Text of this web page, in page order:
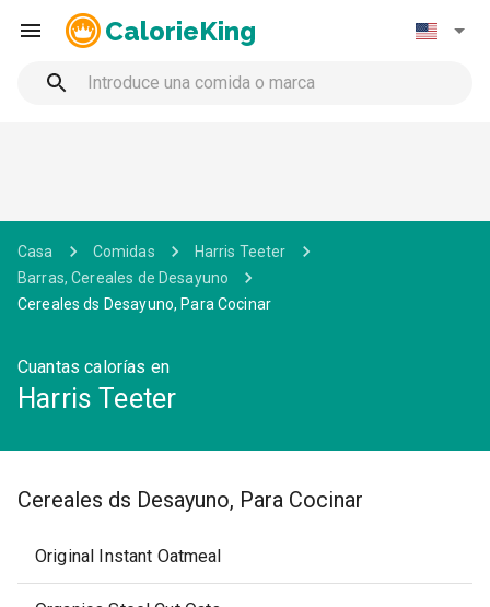
CalorieKing
Casa Comidas
Harris Teeter
Barras, Cereales de Desayuno
Cereales ds Desayuno, Para Cocinar
Cuantas calorías en
Harris Teeter
Cereales ds Desayuno, Para Cocinar
Original Instant Oatmeal